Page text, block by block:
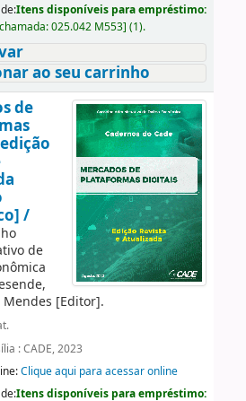
Itens disponíveis para empréstimo:
025.042 M553] (1).
ao seu carrinho
de
/
de
[Editor].
: CADE, 2023
Clique aqui para acessar online
Itens disponíveis para empréstimo: